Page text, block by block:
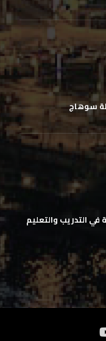
سوهاج
في التدريب والتعليم